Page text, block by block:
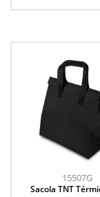
15507G
Sacola TNT